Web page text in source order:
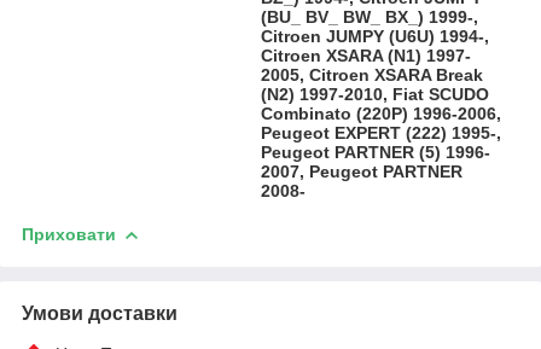
(BU_ BV_ BW_ BX_) 1999-,
Citroen JUMPY (U6U) 1994-,
Citroen XSARA (N1) 1997-
2005, Citroen XSARA Break
(N2) 1997-2010, Fiat SCUDO
Combinato (220P) 1996-2006,
Peugeot EXPERT (222) 1995-,
Peugeot PARTNER (5) 1996-
2007, Peugeot PARTNER
2008-
Приховати
Умови доставки